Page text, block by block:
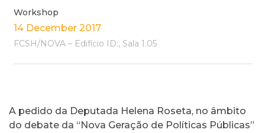
A pedido da Deputada Helena Roseta, no âmbito
do debate da “Nova Geração de Políticas Públicas”
Workshop
14 December 2017
FCSH/NOVA – Edifício ID:, Sala 1.05